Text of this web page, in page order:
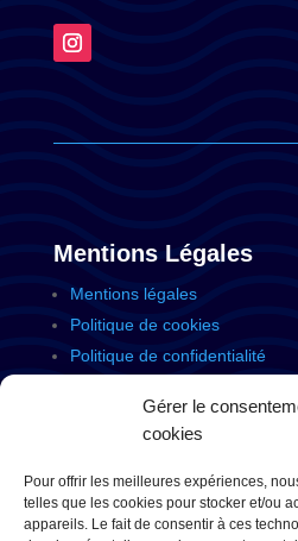
Gérer le
cookies
Pour offrir les meilleures expériences,
telles que les cookies pour stocker et/ou
appareils. Le fait de consentir à ces
Mentions Légales
Mentions légales
Politique de cookies
Politique de confidentialité